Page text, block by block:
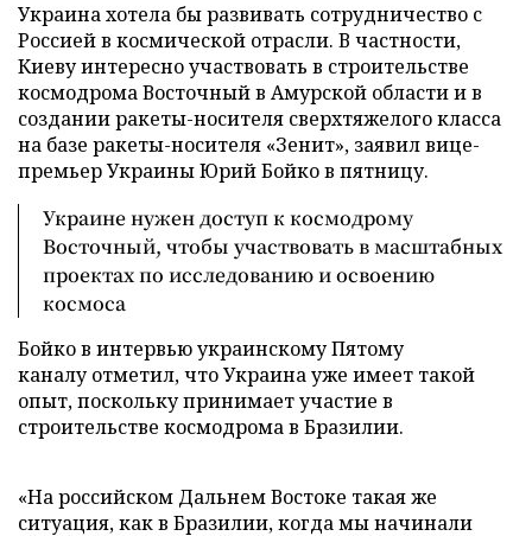
Украина хотела бы развивать сотрудничество с
Россией в космической отрасли. В частности,
Киеву интересно участвовать в строительстве
космодрома Восточный в Амурской области и в
создании ракеты-носителя сверхтяжелого класса
на базе ракеты-носителя «Зенит», заявил вице-
премьер Украины Юрий Бойко в пятницу.
Украине нужен доступ к космодрому
Восточный, чтобы участвовать в масштабных
проектах по исследованию и освоению
космоса
Бойко в интервью украинскому Пятому
каналу отметил, что Украина уже имеет такой
опыт, поскольку принимает участие в
строительстве космодрома в Бразилии.
«На российском Дальнем Востоке такая же
ситуация, как в Бразилии, когда мы начинали